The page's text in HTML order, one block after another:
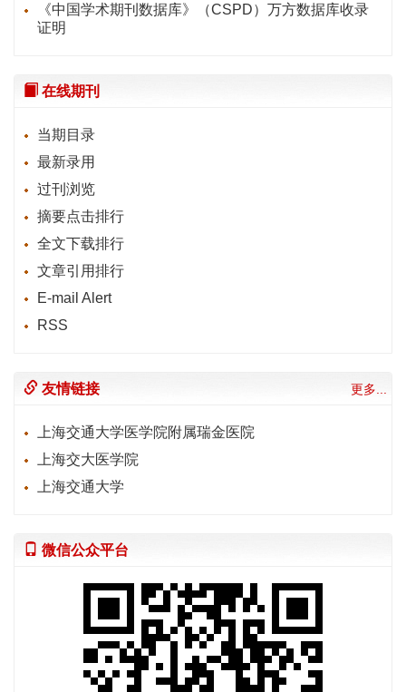
《中国学术期刊数据库》（CSPD）万方数据库收录
证明
在线期刊
当期目录
最新录用
过刊浏览
摘要点击排行
全文下载排行
文章引用排行
E-mail Alert
RSS
友情链接 更多...
上海交通大学医学院附属瑞金医院
上海交大医学院
上海交通大学
微信公众平台